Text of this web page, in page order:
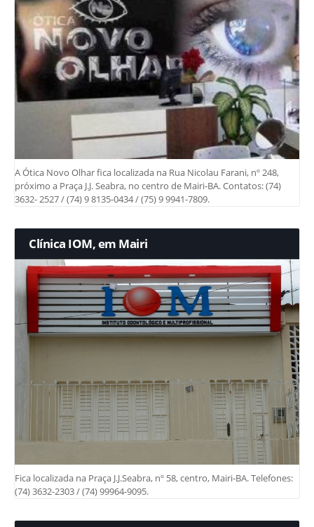
A Ótica Novo Olhar fica localizada na Rua Nicolau Farani, nº 248,
próximo a Praça J.J. Seabra, no centro de Mairi-BA. Contatos: (74)
3632- 2527 / (74) 9 8135-0434 / (75) 9 9941-7809.
Clínica IOM, em Mairi
Fica localizada na Praça J.J.Seabra, nº 58, centro, Mairi-BA. Telefones:
(74) 3632-2303 / (74) 99964-9095.